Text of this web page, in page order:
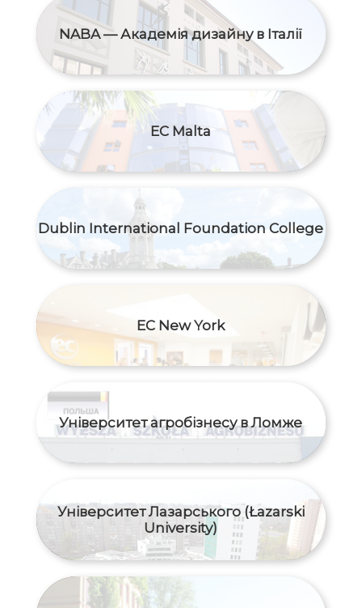
NABA — Академія дизайну в Італії
EC Malta
Dublin International Foundation College
EC New York
Університет агробізнесу в Ломже
Університет Лазарського (Łazarski
University)